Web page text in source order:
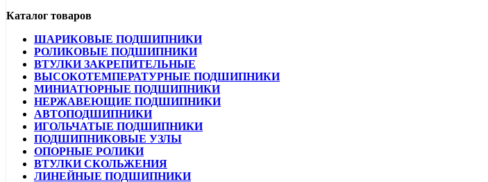
Каталог товаров
ШАРИКОВЫЕ ПОДШИПНИКИ
РОЛИКОВЫЕ ПОДШИПНИКИ
ВТУЛКИ ЗАКРЕПИТЕЛЬНЫЕ
ВЫСОКОТЕМПЕРАТУРНЫЕ ПОДШИПНИКИ
МИНИАТЮРНЫЕ ПОДШИПНИКИ
НЕРЖАВЕЮЩИЕ ПОДШИПНИКИ
АВТОПОДШИПНИКИ
ИГОЛЬЧАТЫЕ ПОДШИПНИКИ
ПОДШИПНИКОВЫЕ УЗЛЫ
ОПОРНЫЕ РОЛИКИ
ВТУЛКИ СКОЛЬЖЕНИЯ
ЛИНЕЙНЫЕ ПОДШИПНИКИ